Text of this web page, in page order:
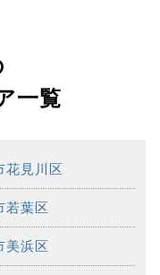
一覧
花見川区
若葉区
美浜区